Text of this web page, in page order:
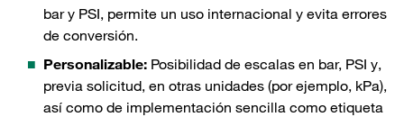
bar y PSI, permite un uso internacional y evita errores
de conversión.
Personalizable: Posibilidad de escalas en bar, PSI y,
previa solicitud, en otras unidades (por ejemplo, kPa),
así como de implementación sencilla como etiqueta